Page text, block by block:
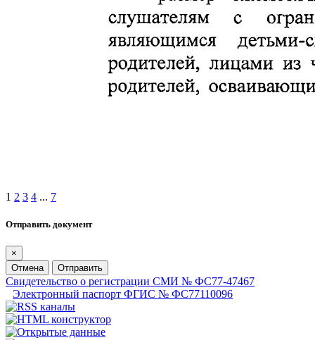
1 2 3 4 ... 7
Отправить документ
×
Отмена
Отправить
Свидетельство о регистрации СМИ № ФС77-47467
Электронный паспорт ФГИС № ФС77110096